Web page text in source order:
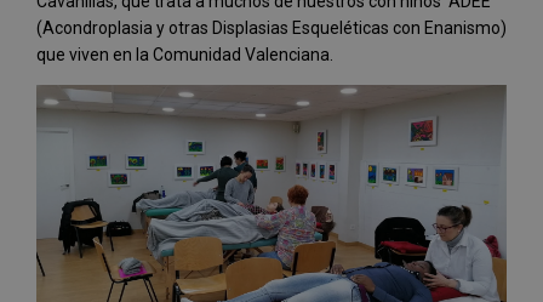
(Acondroplasia y otras Displasias Esqueléticas con Enanismo)
que viven en la Comunidad Valenciana.